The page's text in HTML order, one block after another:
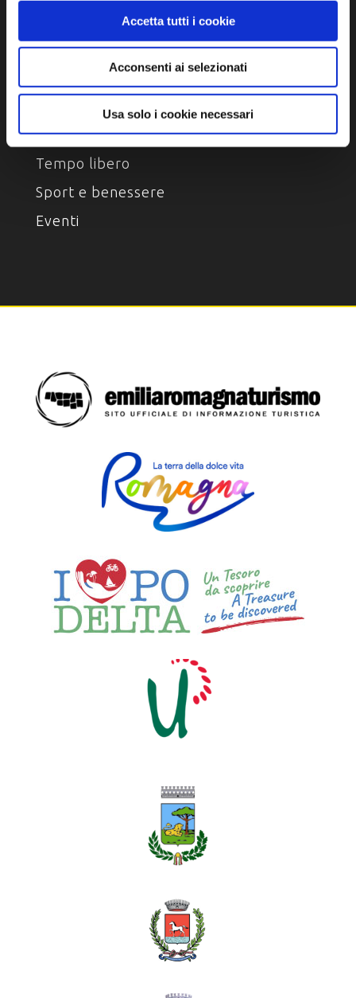
Accetta tutti i cookie
Acconsenti ai selezionati
Usa solo i cookie necessari
Prodotti Enogastronomici
Ricette della tradizione
VIVI
Tempo libero
Sport e benessere
Eventi